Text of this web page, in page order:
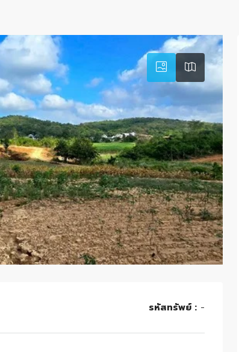
รหัสทรัพย์ : -